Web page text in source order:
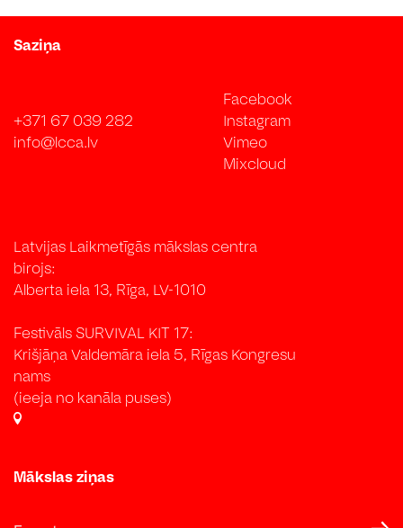
Saziņa
+371 67 039 282
info@lcca.lv
Facebook
Instagram
Vimeo
Mixcloud
Latvijas Laikmetīgās mākslas centra
birojs:
Alberta iela 13, Rīga, LV-1010
Festivāls SURVIVAL KIT 17:
Krišjāņa Valdemāra iela 5, Rīgas Kongresu
nams
(ieeja no kanāla puses)
Mākslas ziņas